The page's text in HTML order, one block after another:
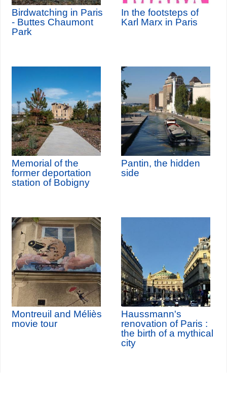
Birdwatching in Paris
- Buttes Chaumont
Park
In the footsteps of
Karl Marx in Paris
Memorial of the
former deportation
station of Bobigny
Pantin, the hidden
side
Montreuil and Méliès
movie tour
Haussmann's
renovation of Paris :
the birth of a mythical
city